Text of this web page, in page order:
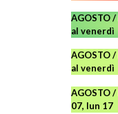
AGOSTO
al venerdì
AGOSTO/
al venerdì
AGOSTO
07, lun 17